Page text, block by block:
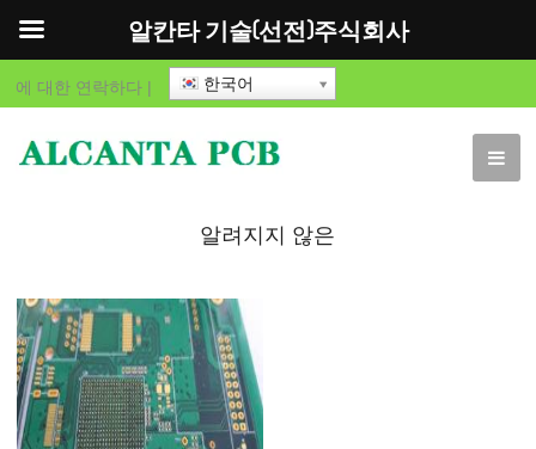
에 대한 연락하다 | 한국어
알려지지 않은
알칸타 기술(선전)주식회사